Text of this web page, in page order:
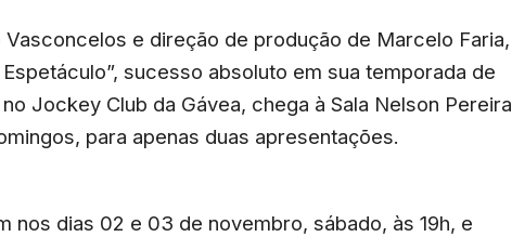
e direção de produção de Marcelo Faria,
Espetáculo”, sucesso absoluto em sua temporada de
Jockey Club da Gávea, chega à Sala Nelson Pereira
para apenas duas apresentações.
nos dias 02 e 03 de novembro, sábado, às 19h, e